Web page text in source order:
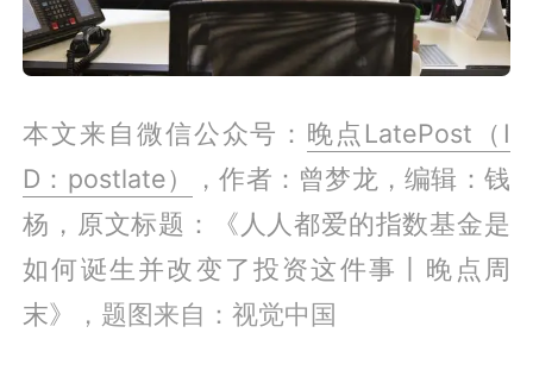
本文来自微信公众号： 晚点LatePost（I
D：postlate）
，作者：曾梦龙，编辑：钱
杨， 原文标题：《人人都爱的指数基金是
如何诞生并改变了投资这件事丨晚点周
末》
，题图来自：视觉中国